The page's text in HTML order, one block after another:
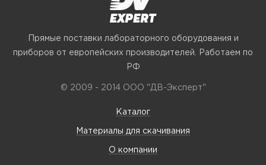
Прямые поставки лабораторного оборудования и
приборов от европейских производителей. Работаем по
РФ
© 2009 - 2014 ООО "ДВ-Эксперт"
Каталог
Материалы для скачивания
О компании